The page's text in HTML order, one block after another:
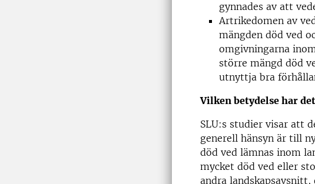
gynnades av att
Artrikedomen av
mängden död ved
omgivningarna
större mängd död
utnyttja bra
Vilken betydelse har
SLU:s studier visar att
generell hänsyn är till
död ved lämnas inom
mycket död ved eller
andra